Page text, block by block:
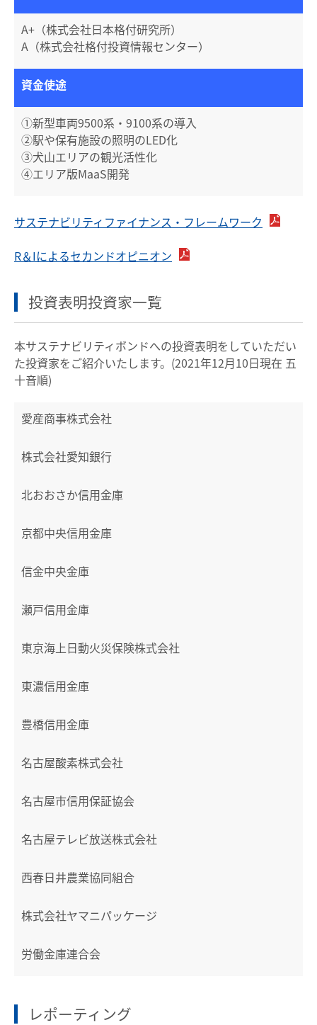
A+（株式会社日本格付研究所）
A（株式会社格付投資情報センター）
資金使途
①新型車両9500系・9100系の導入
②駅や保有施設の照明のLED化
③犬山エリアの観光活性化
④エリア版MaaS開発
サステナビリティファイナンス・フレームワーク
R＆Iによるセカンドオピニオン
投資表明投資家一覧
本サステナビリティボンドへの投資表明をしていただい
た投資家をご紹介いたします。(2021年12月10日現在 五
十音順)
愛産商事株式会社
株式会社愛知銀行
北おおさか信用金庫
京都中央信用金庫
信金中央金庫
瀬戸信用金庫
東京海上日動火災保険株式会社
東濃信用金庫
豊橋信用金庫
名古屋酸素株式会社
名古屋市信用保証協会
名古屋テレビ放送株式会社
西春日井農業協同組合
株式会社ヤマニパッケージ
労働金庫連合会
レポーティング